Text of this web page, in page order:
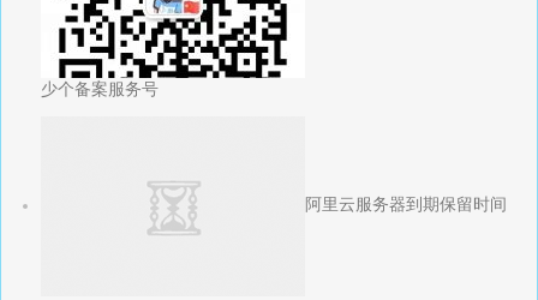
少个备案服务号
阿里云服务器到期保留时间